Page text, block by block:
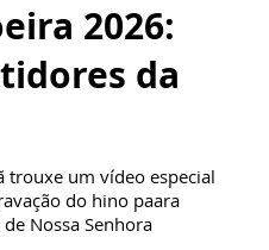
2026:
da
trouxe um vídeo especial
do hino paara
Nossa Senhora